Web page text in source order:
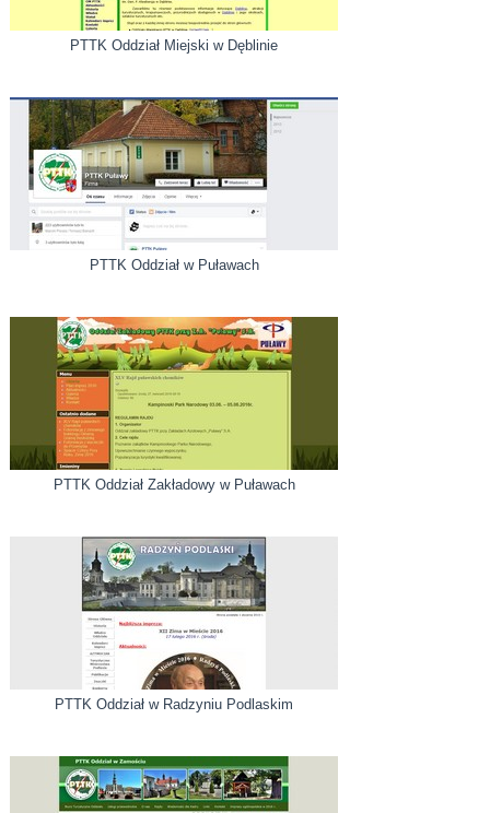
PTTK Oddział Miejski w Dęblinie
PTTK Oddział w Puławach
PTTK Oddział Zakładowy w Puławach
PTTK Oddział w Radzyniu Podlaskim